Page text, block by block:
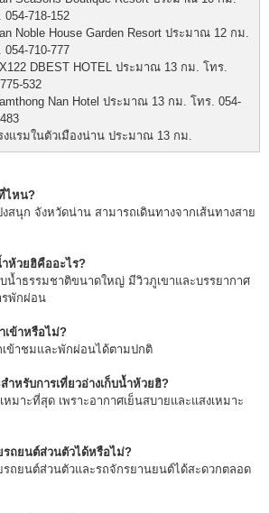
054-718-152
Noble House Garden Resort ประมาณ 12 กม.
054-710-777
DBEST HOTEL ประมาณ 13 กม. โทร.
532
Nan Hotel ประมาณ 13 กม. โทร. 054-
งแรมในตัวเมืองน่าน ประมาณ 13 กม.
ไหน?
สนุก จังหวัดน่าน สามารถเดินทางจากเส้นทางสาย
ำห้วยฮิคืออะไร?
บน้ำธรรมชาติขนาดใหญ่ มีวิวภูเขาและบรรยากาศ
รพักผ่อน
เข้าหรือไม่?
ข้าชมและพักผ่อนได้ตามปกติ
ำหรับการเที่ยวอ่างเก็บน้ำห้วยฮิ?
หมาะที่สุด เพราะอากาศเย็นสบายและแสงเหมาะ
รถยนต์ส่วนตัวได้หรือไม่?
รถยนต์ส่วนตัวและรถจักรยานยนต์ได้สะดวกตลอด